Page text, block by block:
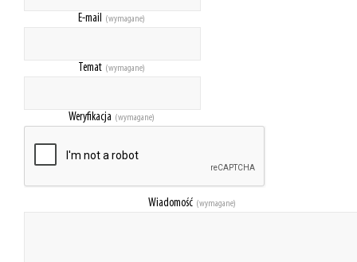
E-mail (wymagane)
Temat (wymagane)
Weryfikacja (wymagane)
Wiadomość (wymagane)